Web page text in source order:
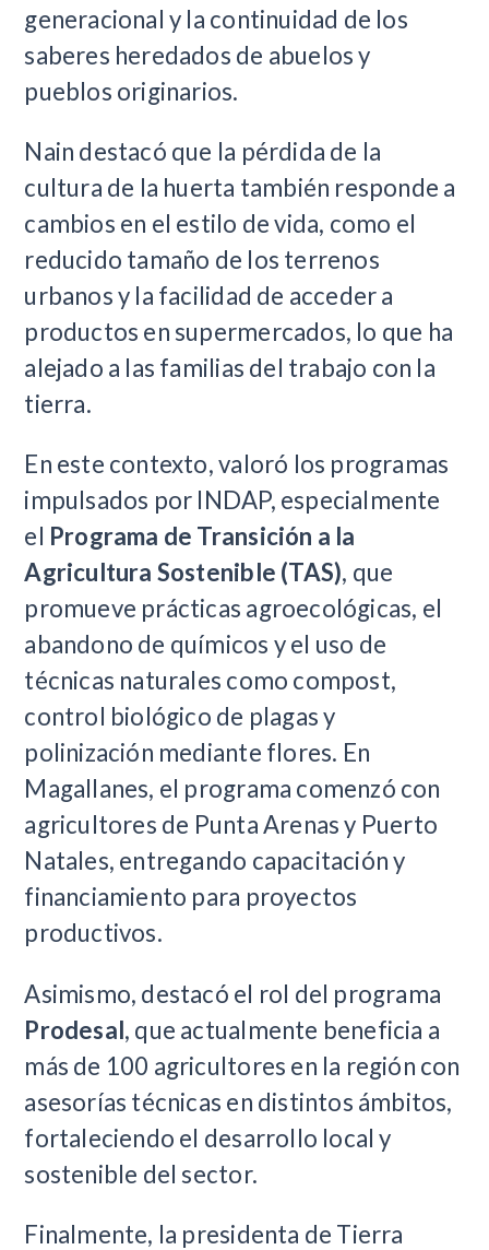
generacional y la continuidad de los
saberes heredados de abuelos y
pueblos originarios.
Nain destacó que la pérdida de la
cultura de la huerta también responde a
cambios en el estilo de vida, como el
reducido tamaño de los terrenos
urbanos y la facilidad de acceder a
productos en supermercados, lo que ha
alejado a las familias del trabajo con la
tierra.
En este contexto, valoró los programas
impulsados por INDAP, especialmente
el Programa de Transición a la
Agricultura Sostenible (TAS), que
promueve prácticas agroecológicas, el
abandono de químicos y el uso de
técnicas naturales como compost,
control biológico de plagas y
polinización mediante flores. En
Magallanes, el programa comenzó con
agricultores de Punta Arenas y Puerto
Natales, entregando capacitación y
financiamiento para proyectos
productivos.
Asimismo, destacó el rol del programa
Prodesal, que actualmente beneficia a
más de 100 agricultores en la región con
asesorías técnicas en distintos ámbitos,
fortaleciendo el desarrollo local y
sostenible del sector.
Finalmente, la presidenta de Tierra